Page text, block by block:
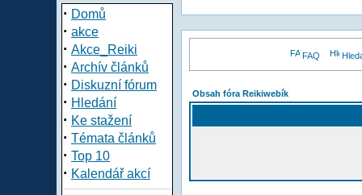
· Domů
· akce
· Akce_Reiki
· Archív článků
· Diskuzní fórum
· Hledání
· Ke stažení
· Témata článků
· Top 10
· Kalendář akcí
FAQ
Obsah fóra Reikiwebík